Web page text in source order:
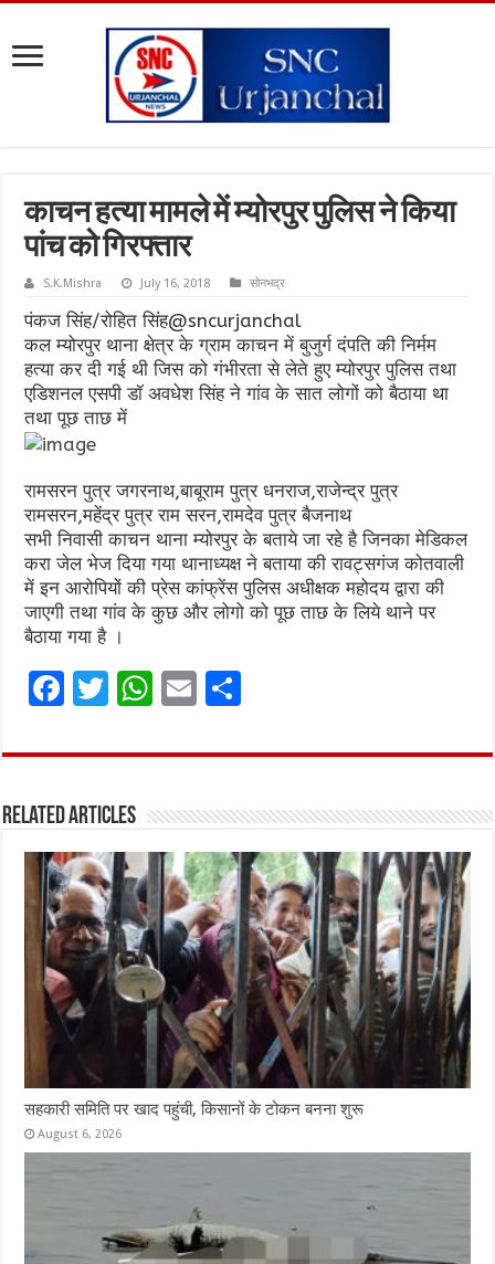
काचन हत्या मामले में म्योरपुर पुलिस ने किया
पांच को गिरफ्तार
S.K.Mishra July 16, 2018 सोनभद्र
पंकज सिंह/रोहित सिंह@sncurjanchal
कल म्योरपुर थाना क्षेत्र के ग्राम काचन में बुजुर्ग दंपति की निर्मम
हत्या कर दी गई थी जिस को गंभीरता से लेते हुए म्योरपुर पुलिस तथा
एडिशनल एसपी डॉ अवधेश सिंह ने गांव के सात लोगों को बैठाया था
तथा पूछ ताछ में
रामसरन पुत्र जगरनाथ,बाबूराम पुत्र धनराज,राजेन्द्र पुत्र
रामसरन,महेंद्र पुत्र राम सरन,रामदेव पुत्र बैजनाथ
सभी निवासी काचन थाना म्योरपुर के बताये जा रहे है जिनका मेडिकल
करा जेल भेज दिया गया थानाध्यक्ष ने बताया की रावट्सगंज कोतवाली
में इन आरोपियों की प्रेस कांफ्रेंस पुलिस अधीक्षक महोदय द्वारा की
जाएगी तथा गांव के कुछ और लोगो को पूछ ताछ के लिये थाने पर
बैठाया गया है ।
F
ce
o
o
k
T
it
r
W
at
A
p
p
E
ai ar
Related Articles
सहकारी समिति पर खाद पहुंची, किसानों के टोकन बनना शुरू
August 6, 2026